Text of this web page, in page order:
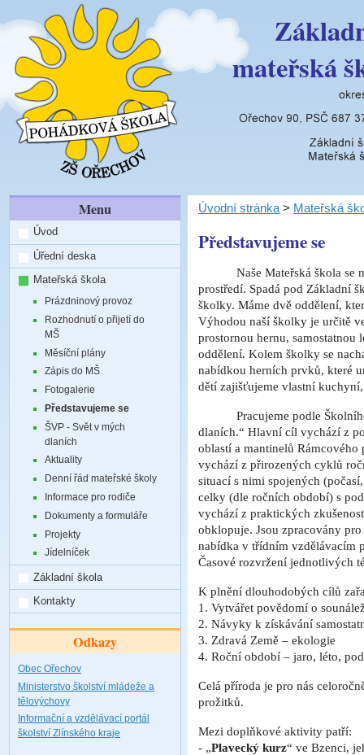
mateřská
Menu
Úvod
Úřední deska
Mateřská škola
Prázdninový provoz
Rozhodnutí o přijetí do
MŠ
Měsíční plány
Zápis do MŠ
Fotogalerie
Představujeme se
ŠVP - Svět v mých
dlaních
Aktuality
Denní řád mateřské školy
Informace pro rodiče
Dokumenty a formuláře
Projekty
Jídelníček
Základní škola
Kontakty
Odkazy
Obec Ořechov
Ministerstvo školství mládeže a
tělovýchovy
Informační a vzdělávací portál
školství Zlínského kraje
Úvodní stránka > Mateřská
Představujeme se
Naše Mateřská škola se
prostředí. Spadá pod Základní
školky. Máme dvě oddělení,
Výhodou naší školky je určitě
prostornou hernu,
oddělení. Kolem školky se
nabídkou herních prvků, které
dětí zajišťujeme vlastní
Pracujeme podle
dlaních.“ Hlavní cíl vychází z
oblastí a mantinelů
vychází z přirozených cyklů
situací s nimi spojených
celky (dle ročních období) s
vychází z praktických
obklopuje. Jsou zpracovány
nabídka v třídním vzdělávacím
Časové rozvržení jednotlivých
K plnění dlouhodobých cílů
1. Vytvářet povědomí o
2. Návyky k získávání
3. Zdravá Země – ekologie
4. Roční období – jaro, léto,
Celá příroda je pro nás
prožitků.
Mezi doplňkové aktivity patří:
- „Plavecký kurz“ ve Bzenci,